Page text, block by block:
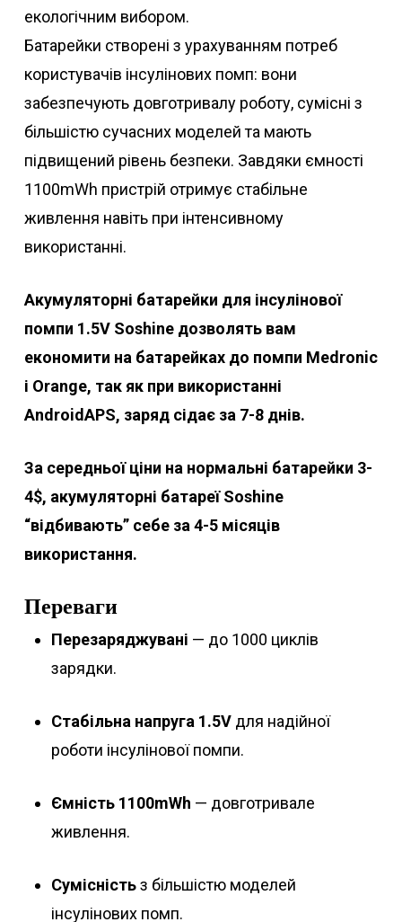
екологічним вибором.
Батарейки створені з урахуванням потреб
користувачів інсулінових помп: вони
забезпечують довготривалу роботу, сумісні з
більшістю сучасних моделей та мають
підвищений рівень безпеки. Завдяки ємності
1100mWh пристрій отримує стабільне
живлення навіть при інтенсивному
використанні.
Акумуляторні батарейки для інсулінової
помпи 1.5V Soshine дозволять вам
економити на батарейках до помпи Medronic
і Orange, так як при використанні
AndroidAPS, заряд сідає за 7-8 днів.
За середньої ціни на нормальні батарейки 3-
4$, акумуляторні батареї Soshine
“відбивають” себе за 4-5 місяців
використання.
Переваги
Перезаряджувані — до 1000 циклів
зарядки.
Стабільна напруга 1.5Vдля надійної
роботи інсулінової помпи.
Ємність 1100mWh — довготривале
живлення.
Сумісністьз більшістю моделей
інсулінових помп.